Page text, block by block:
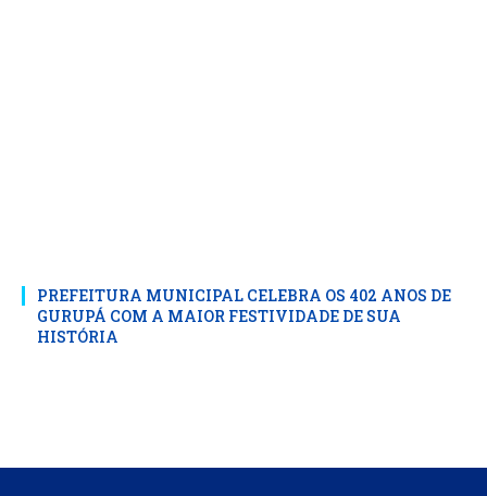
PREFEITURA MUNICIPAL CELEBRA OS 402 ANOS DE
GURUPÁ COM A MAIOR FESTIVIDADE DE SUA
HISTÓRIA